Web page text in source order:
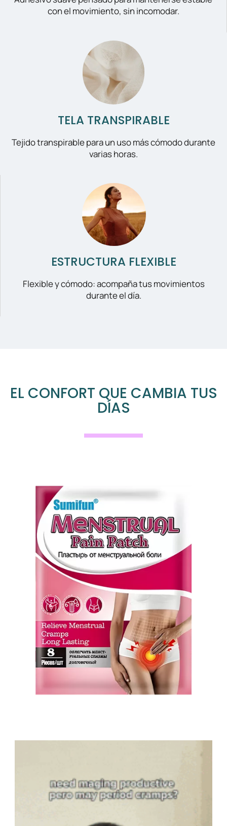
con el movimiento, sin incomodar.
TELA TRANSPIRABLE
Tejido transpirable para un uso más cómodo durante
varias horas.
ESTRUCTURA FLEXIBLE
Flexible y cómodo: acompaña tus movimientos
durante el día.
EL CONFORT QUE CAMBIA TUS
DÍAS